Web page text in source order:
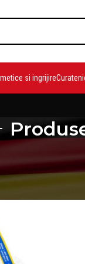
si ingrijire
SARBATORI/